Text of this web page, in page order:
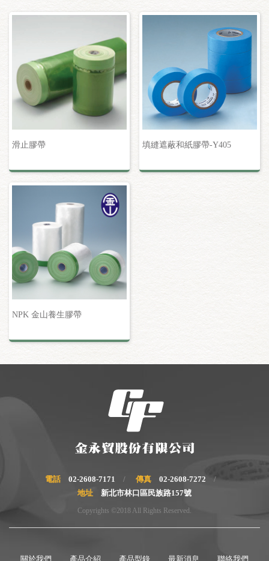
滑止膠帶 填縫遮蔽和紙膠帶-Y405
NPK 金山養生膠帶
電話 02-2608-7171 傳真
02-2608-7272
地址
新北市林口區民族路157號
Copyrights ©2018 All Rights Reserved.
關於我們 產品介紹 產品型錄 最新消息 聯絡我們